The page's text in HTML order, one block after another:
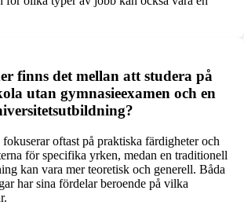
finns det mellan att studera på
utan gymnasieexamen och en
oftast på praktiska färdigheter och
för specifika yrken, medan en traditionell
kan vara mer teoretisk och generell. Båda
har sina fördelar beroende på vilka